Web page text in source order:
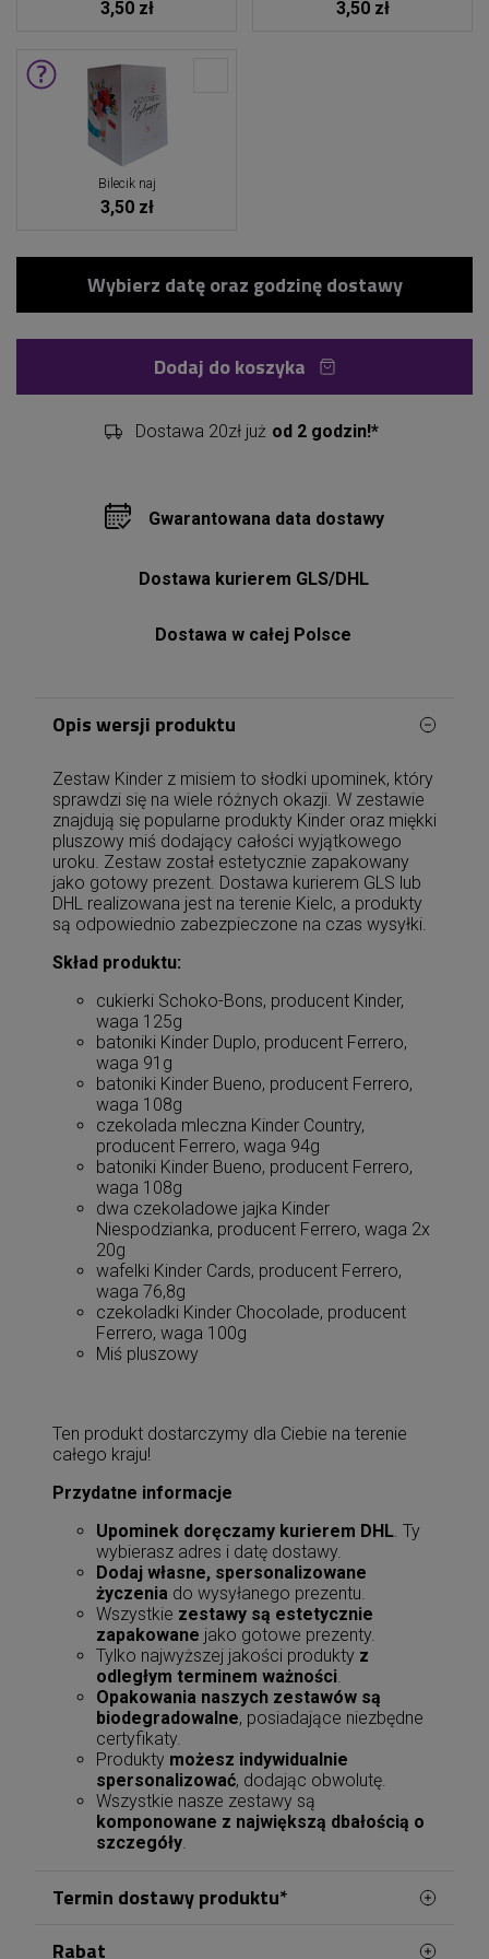
3,50 zł 3,50 zł
Bilecik naj
3,50 zł
Dodaj do koszyka
Dostawa 20zł już od 2 godzin!*
Gwarantowana data dostawy
Dostawa kurierem GLS/DHL
Dostawa w całej Polsce
Opis wersji produktu
Zestaw Kinder z misiem to słodki upominek, który
sprawdzi się na wiele różnych okazji. W zestawie
znajdują się popularne produkty Kinder oraz miękki
pluszowy miś dodający całości wyjątkowego
uroku. Zestaw został estetycznie zapakowany
jako gotowy prezent. Dostawa kurierem GLS lub
DHL realizowana jest na terenie Kielc, a produkty
są odpowiednio zabezpieczone na czas wysyłki.
Skład produktu:
cukierki Schoko-Bons, producent Kinder,
waga 125g
batoniki Kinder Duplo, producent Ferrero,
waga 91g
batoniki Kinder Bueno, producent Ferrero,
waga 108g
czekolada mleczna Kinder Country,
producent Ferrero, waga 94g
batoniki Kinder Bueno, producent Ferrero,
waga 108g
dwa czekoladowe jajka Kinder
Niespodzianka, producent Ferrero, waga 2x
20g
wafelki Kinder Cards, producent Ferrero,
waga 76,8g
czekoladki Kinder Chocolade, producent
Ferrero, waga 100g
Miś pluszowy
Ten produkt dostarczymy dla Ciebie na terenie
całego kraju!
Przydatne informacje
Upominek doręczamy kurierem DHL. Ty
wybierasz adres i datę dostawy.
Dodaj własne, spersonalizowane
życzenia do wysyłanego prezentu.
Wszystkie zestawy są estetycznie
zapakowane jako gotowe prezenty.
Tylko najwyższej jakości produkty z
odległym terminem ważności.
Opakowania naszych zestawów są
biodegradowalne, posiadające niezbędne
certyfikaty.
Produkty możesz indywidualnie
spersonalizować, dodając obwolutę.
Wszystkie nasze zestawy są
komponowane z największą dbałością o
szczegóły.
Termin dostawy produktu*
Na terenie Kielc obsługę zamówień kwiatowych
Rabat